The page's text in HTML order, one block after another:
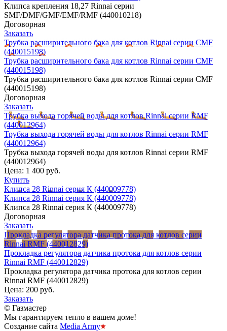
Клипса крепления 18,27 Rinnai серии
SMF/DMF/GMF/EMF/RMF (440010218)
Договорная
Заказать
Трубка расширительного бака для котлов Rinnai серии CMF
(440015198)
Трубка расширительного бака для котлов Rinnai серии CMF
(440015198)
Трубка расширительного бака для котлов Rinnai серии CMF
(440015198)
Договорная
Заказать
Трубка выхода горячей воды для котлов Rinnai серии RMF
(440012964)
Трубка выхода горячей воды для котлов Rinnai серии RMF
(440012964)
Трубка выхода горячей воды для котлов Rinnai серии RMF
(440012964)
Цена: 1 400 руб.
Купить
Клипса 28 Rinnai серия К (440009778)
Клипса 28 Rinnai серия К (440009778)
Клипса 28 Rinnai серия К (440009778)
Договорная
Заказать
Прокладка регулятора датчика протока для котлов серии
Rinnai RMF (440012829)
Прокладка регулятора датчика протока для котлов серии
Rinnai RMF (440012829)
Прокладка регулятора датчика протока для котлов серии
Rinnai RMF (440012829)
Цена: 200 руб.
Заказать
© Газмастер
Мы гарантируем тепло в вашем доме!
Создание сайта Media Army